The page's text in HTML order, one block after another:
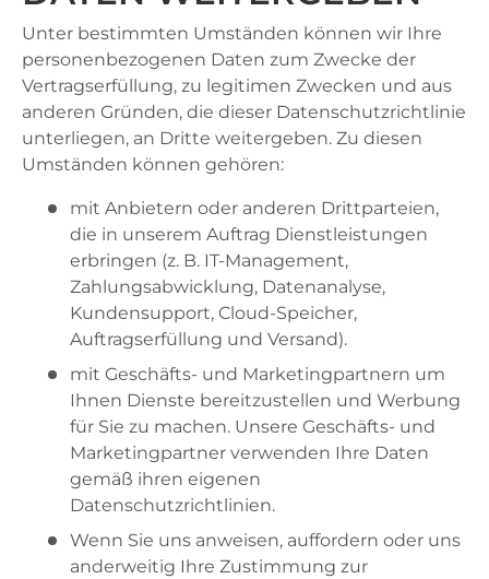
Unter bestimmten Umständen können wir Ihre
personenbezogenen Daten zum Zwecke der
Vertragserfüllung, zu legitimen Zwecken und aus
anderen Gründen, die dieser Datenschutzrichtlinie
unterliegen, an Dritte weitergeben. Zu diesen
Umständen können gehören:
mit Anbietern oder anderen Drittparteien,
die in unserem Auftrag Dienstleistungen
erbringen (z. B. IT-Management,
Zahlungsabwicklung, Datenanalyse,
Kundensupport, Cloud-Speicher,
Auftragserfüllung und Versand).
mit Geschäfts- und Marketingpartnern um
Ihnen Dienste bereitzustellen und Werbung
für Sie zu machen. Unsere Geschäfts- und
Marketingpartner verwenden Ihre Daten
gemäß ihren eigenen
Datenschutzrichtlinien.
Wenn Sie uns anweisen, auffordern oder uns
anderweitig Ihre Zustimmung zur